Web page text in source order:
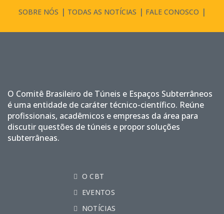
SOBRE NÓS TODAS AS NOTÍCIAS FALE CONOSCO
O Comitê Brasileiro de Túneis e Espaços Subterrâneos
é uma entidade de caráter técnico-científico. Reúne
profissionais, acadêmicos e empresas da área para
discutir questões de túneis e propor soluções
subterrâneas.
O CBT
EVENTOS
NOTÍCIAS